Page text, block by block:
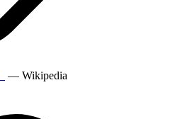
— Wikipedia